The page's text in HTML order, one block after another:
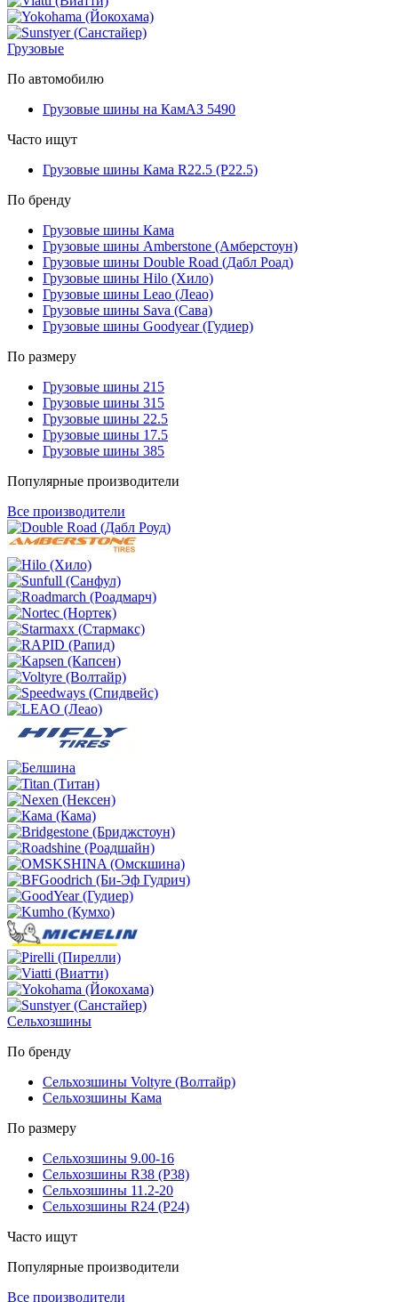
Грузовые
По автомобилю
Грузовые шины на КамАЗ 5490
Часто ищут
Грузовые шины Кама R22.5 (Р22.5)
По бренду
Грузовые шины Кама
Грузовые шины Amberstone (Амберстоун)
Грузовые шины Double Road (Дабл Роад)
Грузовые шины Hilo (Хило)
Грузовые шины Leao (Леао)
Грузовые шины Sava (Сава)
Грузовые шины Goodyear (Гудиер)
По размеру
Грузовые шины 215
Грузовые шины 315
Грузовые шины 22.5
Грузовые шины 17.5
Грузовые шины 385
Популярные производители
Все производители
Сельхозшины
По бренду
Сельхозшины Voltyre (Волтайр)
Сельхозшины Кама
По размеру
Сельхозшины 9.00-16
Сельхозшины R38 (Р38)
Сельхозшины 11.2-20
Сельхозшины R24 (Р24)
Часто ищут
Популярные производители
Все производители